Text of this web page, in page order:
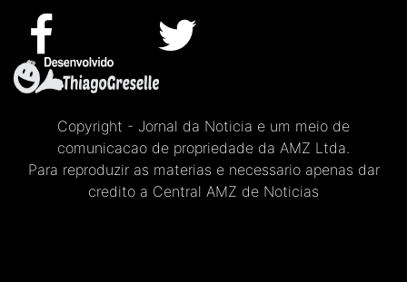
Copyright - Jornal da Noticia e um meio de
comunicacao de propriedade da AMZ Ltda.
Para reproduzir as materias e necessario apenas dar
credito a Central AMZ de Noticias